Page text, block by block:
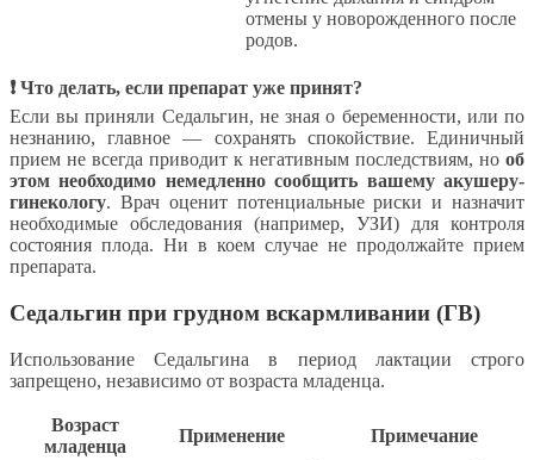
отмены у новорожденного после
родов.
❗ Что делать, если препарат уже принят?
Если вы приняли Седальгин, не зная о беременности, или по
незнанию, главное — сохранять спокойствие. Единичный
прием не всегда приводит к негативным последствиям, но об
этом необходимо немедленно сообщить вашему акушеру-
гинекологу. Врач оценит потенциальные риски и назначит
необходимые обследования (например, УЗИ) для контроля
состояния плода. Ни в коем случае не продолжайте прием
препарата.
Седальгин при грудном вскармливании (ГВ)
Использование Седальгина в период лактации строго
запрещено, независимо от возраста младенца.
Возраст
младенца
Применение Примечание